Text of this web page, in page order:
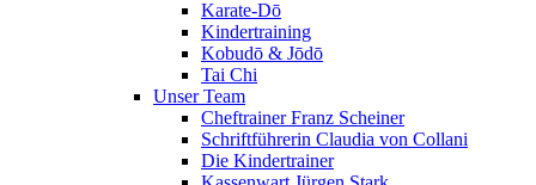
Karate-Dō
Kindertraining
Kobudō & Jōdō
Tai Chi
Unser Team
Cheftrainer Franz Scheiner
Schriftführerin Claudia von Collani
Die Kindertrainer